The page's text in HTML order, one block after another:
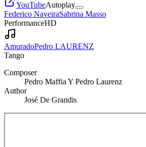
YouTubeAutoplay
Federico NaveiraSabrina Masso
PerformanceHD
AmuradoPedro LAURENZ
Tango
Composer
Pedro Maffia Y Pedro Laurenz
Author
José De Grandis